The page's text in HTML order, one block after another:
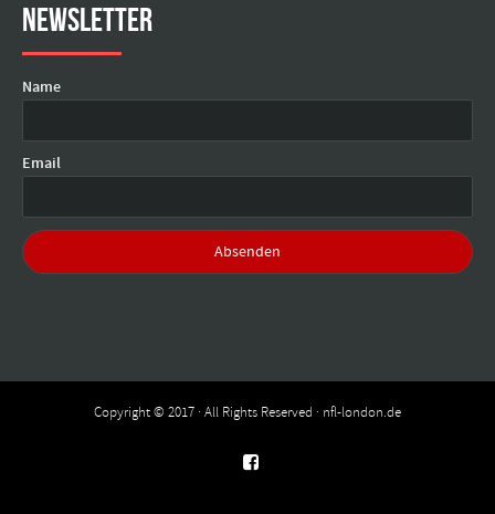
Newsletter
Name
Email
Copyright © 2017 · All Rights Reserved · nfl-london.de